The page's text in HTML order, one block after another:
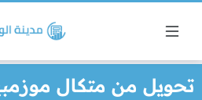
تحويل من متكال